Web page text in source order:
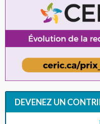
DEVENEZ UN